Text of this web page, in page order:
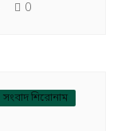
0
সংবাদ শিরোনাম